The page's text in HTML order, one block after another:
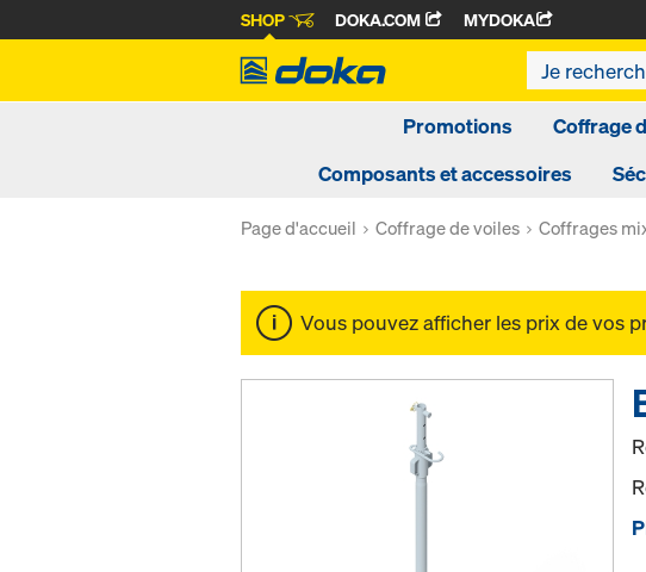
SHOP DOKA.COM MYDOKA
Promotions Coffrage
Composants et accessoires
Page d'accueil Coffrage de voiles Coffrages
Vous pouvez afficher les prix de vos